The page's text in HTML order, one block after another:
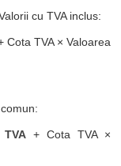
cu TVA inclus:
Cota TVA × Valoarea
+ Cota TVA ×